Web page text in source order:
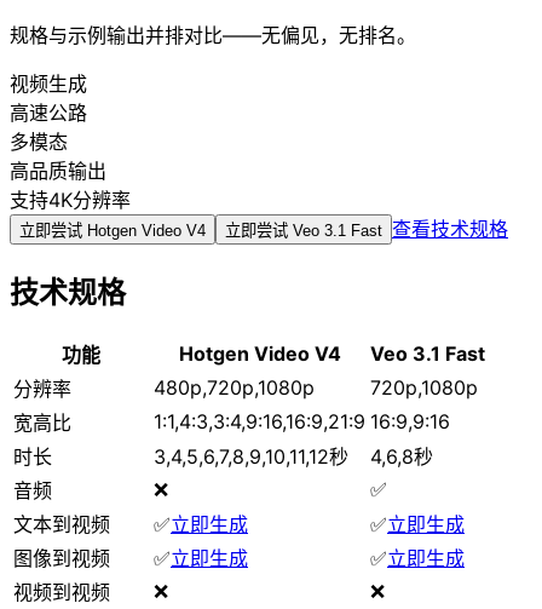
规格与示例输出并排对比——无偏见，无排名。
视频生成
高速公路
多模态
高品质输出
支持4K分辨率
立即尝试 Hotgen Video V4 立即尝试 Veo 3.1 Fast 查看技术规格
技术规格
功能 Hotgen Video V4
Veo 3.1 Fast
分辨率
480p,720p,1080p
720p,1080p
宽高比
1:1,4:3,3:4,9:16,16:9,21:9 16:9,9:16
时长
3,4,5,6,7,8,9,10,11,12秒
4,6,8秒
音频
❌
✅
文本到视频
✅立即生成 ✅立即生成
图像到视频
✅立即生成 ✅立即生成
视频到视频
❌
❌